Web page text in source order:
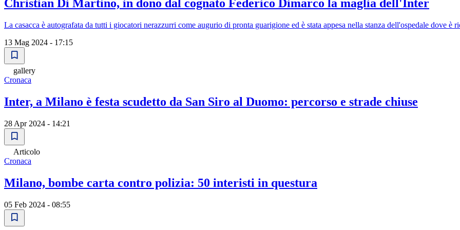
Christian Di Martino, in dono dal cognato Federico Dimarco la maglia dell'Inter
La casacca è autografata da tutti i giocatori nerazzurri come augurio di pronta guarigione ed è stata appesa nella stanza dell'ospedale dove è
13 Mag 2024 - 17:15
gallery
Cronaca
Inter, a Milano è festa scudetto da San Siro al Duomo: percorso e strade chiuse
28 Apr 2024 - 14:21
Articolo
Cronaca
Milano, bombe carta contro polizia: 50 interisti in questura
05 Feb 2024 - 08:55